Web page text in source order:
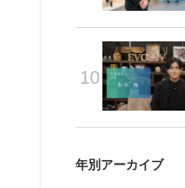
10
年別アーカイブ